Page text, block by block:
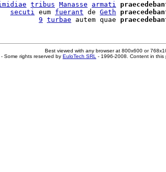
tribus Manasse armati
secuti eum fuerant de Geth
9 turbae autem quae
Best viewed with any browser at 800x600 or
Some rights reserved by EuloTech SRL - 1996-2008. Content in this